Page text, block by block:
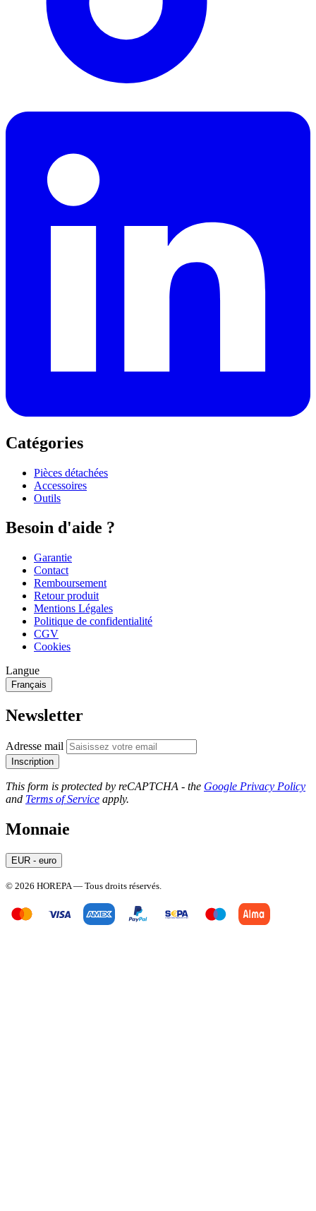
Catégories
Pièces détachées
Accessoires
Outils
Besoin d'aide ?
Garantie
Contact
Remboursement
Retour produit
Mentions Légales
Politique de confidentialité
CGV
Cookies
Langue
Français
Newsletter
Adresse mail
Inscription
This form is protected by reCAPTCHA - the Google Privacy Policy
and Terms of Service apply.
Monnaie
EUR - euro
© 2026 HOREPA — Tous droits réservés.